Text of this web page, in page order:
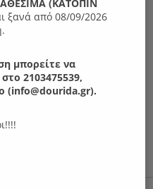
(ΚΑΤΟΠΙΝ
ξανά από 08/09/2026
μπορείτε να
2103475539,
(info@dourida.gr).